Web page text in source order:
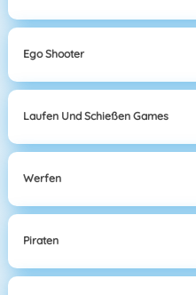
Ego Shooter
Laufen Und Schießen Games
Werfen
Piraten